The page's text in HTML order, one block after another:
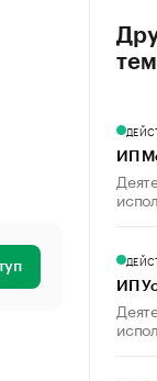
ИП
ИП